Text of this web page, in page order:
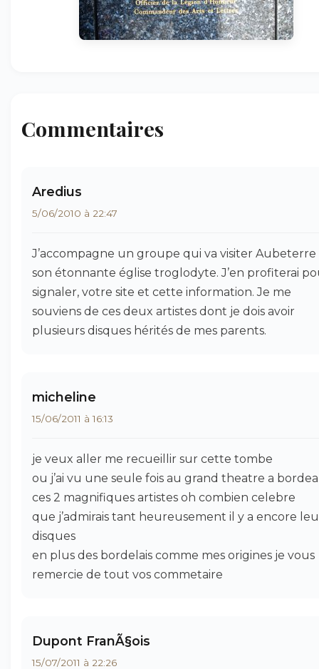
Commentaires
Aredius
5/06/2010 à 22:47
J’accompagne un groupe qui va visiter
son étonnante église troglodyte. J’en profiterai
signaler, votre site et cette information. Je me
souviens de ces deux artistes dont je dois avoir
plusieurs disques hérités de mes parents.
micheline
15/06/2011 à 16:13
je veux aller me recueillir sur cette tombe
ou j’ai vu une seule fois au grand theatre a
ces 2 magnifiques artistes oh combien celebre
que j’admirais tant heureusement il y a encore
disques
en plus des bordelais comme mes origines je vous
remercie de tout vos commetaire
Dupont FranÃ§ois
15/07/2011 à 22:26